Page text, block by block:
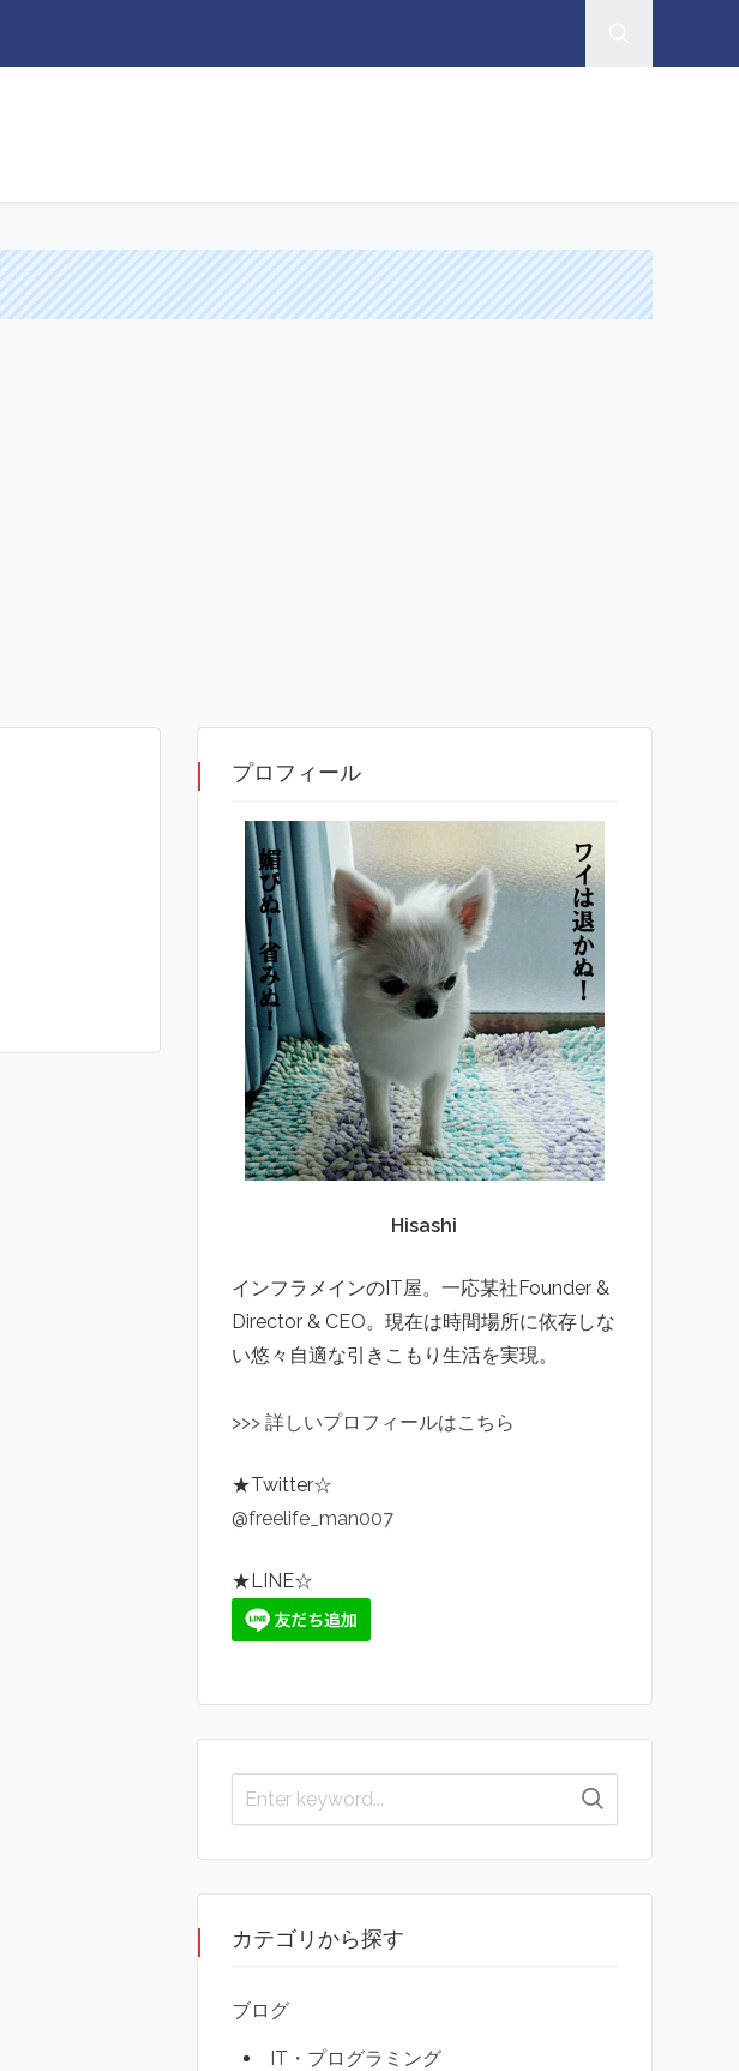
プロフィール
Hisashi
インフラメインのIT屋。一応某社Founder &
Director & CEO。現在は時間場所に依存しな
い悠々自適な引きこもり生活を実現。
>>> 詳しいプロフィールはこちら
★Twitter☆
@freelife_man007
★LINE☆
カテゴリから探す
ブログ
IT・プログラミング